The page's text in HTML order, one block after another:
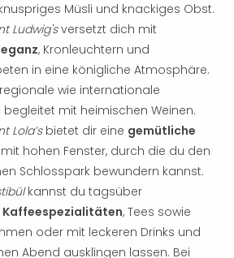
Müsli und knackiges Obst.
Ludwig'sversetzt dich mit
, Kronleuchtern und
in eine königliche Atmosphäre.
wie internationale
begleitet mit heimischen Weinen.
Lola’sbietet dir eine gemütliche
mit hohen Fenster, durch die du den
Schlosspark bewundern kannst.
kannst du tagsüber
, Tees sowie
oder mit leckeren Drinks und
Abend ausklingen lassen. Bei